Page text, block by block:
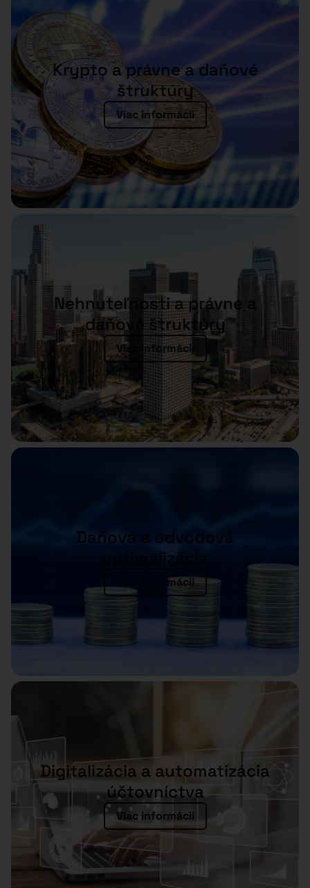
Krypto a právne a daňové
štruktúry
Viac informácií
Nehnuteľnosti a právne a
daňové štruktúry
Viac informácií
Daňová a odvodová
optimalizácia
Viac informácií
Digitalizácia a automatizácia
účtovníctva
Viac informácií